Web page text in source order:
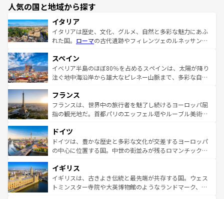
人気の国と地域から探す
イタリア
イタリアは歴史、文化、グルメ、自然と多彩な魅力にあふ
れた国。 ローマの古代遺跡やフィレンツェのルネッサンス
ろん、トスカーナの美しい田園風景やアマルフィ海岸の絶
景など、自然景観も見逃せない。観光の合間には、本場の
ピザやパスタなど、絶品のイタリア料理を堪能することも
ませてくれるイタリアで、忘れられない旅をしてみよう！
なお、新着のイタリア情報はコンテンツ一覧 を参照してほ
しい。
スペイン
イベリア半島のほぼ80％を占めるスペインは、太陽が降り
注ぐ地中海沿岸から雄大なピレネー山脈まで、多彩な自然
文化が根付くこの国では、情熱的なフラメンコ、熱気あふ
れる闘牛、そして美味しいタパスが生活の一部となってい
る。首都マドリードの洗練された雰囲気や、バルセロナの
の城塞都市、穏やかなビーチリゾートまで多彩な表情を見
せる。地方によって風土や気候が異なるスペインはその個
性で訪れる人を魅了する。 なお、新着のスペイン情報はコ
フランス
フランスは、世界中の旅行者を魅了し続けるヨーロッパ屈
指の観光地だ。首都パリのエッフェル塔やルーブル美術館
で、幅広い魅力が詰まっている。華麗な宮殿、歴史的な大
聖堂、美しいビーチ、そして豊かな自然が、訪れる者を心
から魅了する。また、フランスは美食の国としても知ら
いる。シャンパンの発祥地であるランス、プロヴァンスの
香り高いラベンダー畑など、多彩な楽しみ方が可能だ。さ
らに、パリ以外の地域にも魅力が溢れており、どの街角に
ドイツ
ドイツは、豊かな歴史と多彩な文化が交差するヨーロッパ
の中心に位置する国。中世の街並みが残るロマンチック街
顔を持つこの国は、どこを歩いても飽きることがない。ベ
ルリンの文化的活気、バイエルン州のアルプスの絶景、そ
してライン川沿いのワイン畑といった風景は必見。ビール
イギリス
イギリスは、古きよき伝統と最先端が共存する国。ウェス
トミンスター寺院や大英博物館のようなランドマーク、歴